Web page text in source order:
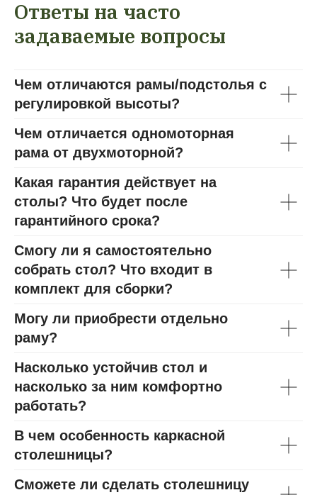
Ответы на часто
задаваемые вопросы
Чем отличаются рамы/подстолья с
регулировкой высоты?
Чем отличается одномоторная
рама от двухмоторной?
Какая гарантия действует на
столы? Что будет после
гарантийного срока?
Смогу ли я самостоятельно
собрать стол? Что входит в
комплект для сборки?
Могу ли приобрести отдельно
раму?
Насколько устойчив стол и
насколько за ним комфортно
работать?
В чем особенность каркасной
столешницы?
Сможете ли сделать столешницу